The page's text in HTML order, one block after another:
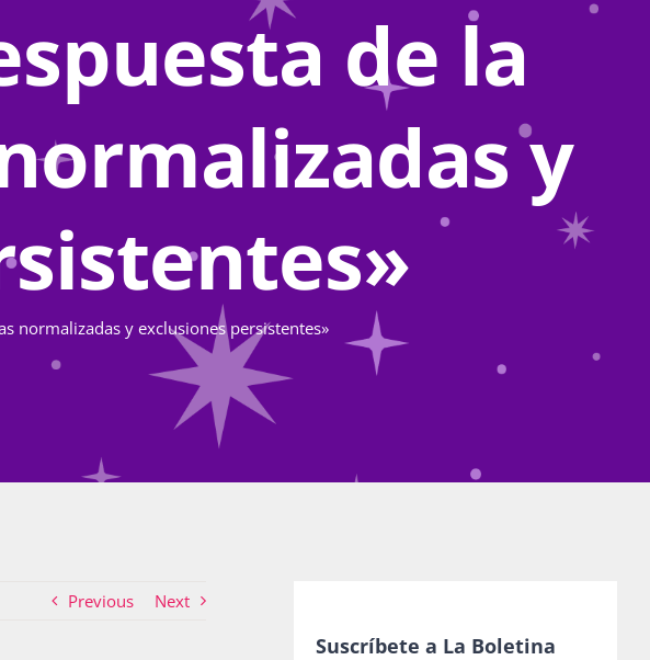
de la
y
normalizadas y exclusiones persistentes»
Previous Next
Suscríbete a La Boletina